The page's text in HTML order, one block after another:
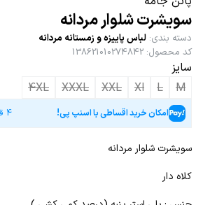
سویشرت شلوار مردانه
دسته بندی: لباس پاییزه و زمستانه مردانه
کد محصول:
138621010274842
سایز
M
L
Xl
XXL
XXXL
4XL
امکان خرید اقساطی با اسنپ پی! 4 قسط ماهانه
سویشرت شلوار مردانه
کلاه دار